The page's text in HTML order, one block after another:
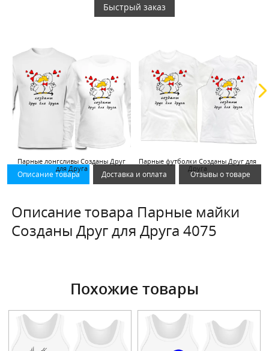
Быстрый заказ
Парные лонгсливы Созданы Друг
для Друга
Парные футболки Созданы Друг для
Друга
Описание товара Доставка и оплата Отзывы о товаре
Описание товара Парные майки
Созданы Друг для Друга 4075
Похожие товары